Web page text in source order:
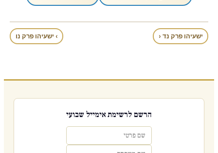
ישעיהו פרק נד ‹ › ישעיהו פרק נו
הרשם לרשימת אימייל שבועי